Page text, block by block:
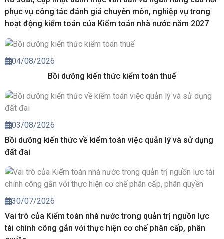
phục vụ công tác đánh giá chuyên môn, nghiệp vụ trong
hoạt động kiểm toán của Kiểm toán nhà nước năm 2027
04/08/2026
Bồi dưỡng kiến thức kiểm toán thuế
03/08/2026
Bồi dưỡng kiến thức về kiểm toán việc quản lý và sử dụng
đất đai
30/07/2026
Vai trò của Kiểm toán nhà nước trong quản trị nguồn lực
tài chính công gắn với thực hiện cơ chế phân cấp, phân